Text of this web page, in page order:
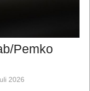
Pemko
2026